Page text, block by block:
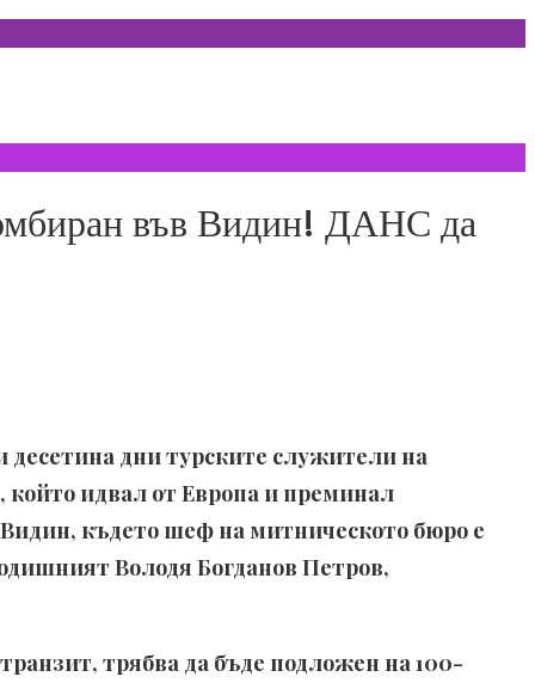
във Видин! ДАНС да
десетина дни турските служители на
идвал от Европа и преминал
където шеф на митническото бюро е
Володя Богданов Петров,
трябва да бъде подложен на 100-